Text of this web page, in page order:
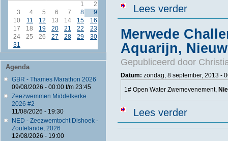
1
2
3
4 5 6 7 8
9
10
11 12 13 14 15
16
17
18 19 20 21 22
23
24
25 26 27 28 29
30
31
Agenda
GBR - Thames Marathon 2026
09/08/2026 - 00:00t/m 23:45
Zeezwemmen Middelkerke
2026 #2
11/08/2026 - 19:30
NED - Zeezwemtocht Dishoek -
Zoutelande, 2026
12/08/2026 - 19:00
Lees verderover 2# Open
Merwede
Aquarijn,
Gepubliceerd door
Datum: zondag, 8 september, 2013 -
1# Open Water Zwemevenement,
Lees verderover